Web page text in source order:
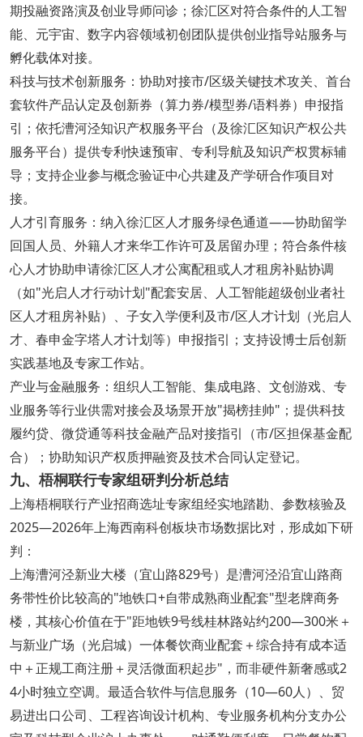
期投融资路演及创业导师问诊；徐汇区对符合条件的人工智
能、元宇宙、数字内容领域初创团队提供创业指导站服务与
孵化载体对接。
科技与技术创新服务：协助对接市/区级关键技术攻关、首台
套软件产品认定及创新券（算力券/模型券/语料券）申报指
引；依托漕河泾知识产权服务平台（及徐汇区知识产权公共
服务平台）提供专利快速预审、专利导航及知识产权贯标辅
导；支持企业参与概念验证中心共建及产学研合作项目对
接。
人才引育服务：纳入徐汇区人才服务绿色通道——协助留学
回国人员、外籍人才来华工作许可及居留办理；符合条件核
心人才协助申请徐汇区人才公寓配租或人才租房补贴协调
（如"光启人才行动计划"配套安居、人工智能超级创业者社
区人才租房补贴）、子女入学便利及市/区人才计划（光启人
才、春申金字塔人才计划等）申报指引；支持设博士后创新
实践基地及专家工作站。
产业与金融服务：组织人工智能、集成电路、文创游戏、专
业服务等行业供需对接会及场景开放"揭榜挂帅"；提供科技
履约贷、微贷通等科技金融产品对接指引（市/区担保基金配
合）；协助知识产权质押融资及技术合同认定登记。
九、梧桐联行专家组研判分析总结
上海梧桐联行产业招商选址专家组经实地踏勘、参数核验及
2025—2026年上海西南科创板块市场数据比对，形成如下研
判：
上海漕河泾新业大楼（宜山路829号）是漕河泾沿宜山路商
务带性价比较高的"地铁口+自带成熟商业配套"型老牌商务
楼，其核心价值在于"距地铁9号线桂林路站约200—300米＋
与新业广场（光启城）一体餐饮商业配套＋综合持有成本适
中＋正规工商注册＋灵活微面积起步"，而非硬件新奢感或2
4小时独立空调。最适合软件与信息服务（10—60人）、贸
易进出口公司、工程咨询设计机构、专业服务机构分支办公